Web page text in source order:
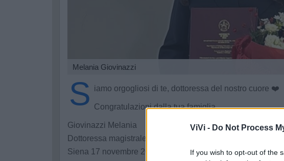
ViVi - Do Not Process
If you wish to opt-out of the
Melania Giovinazzi
S iamo orgogliosi di te, dottoressa del nostro cuore ❤️
Congratulazioni dalla tua famiglia.
Giovinazzi Melania
Dottoressa magistrale in Medicina e Chirurgia
Siena 17 novembre 2025